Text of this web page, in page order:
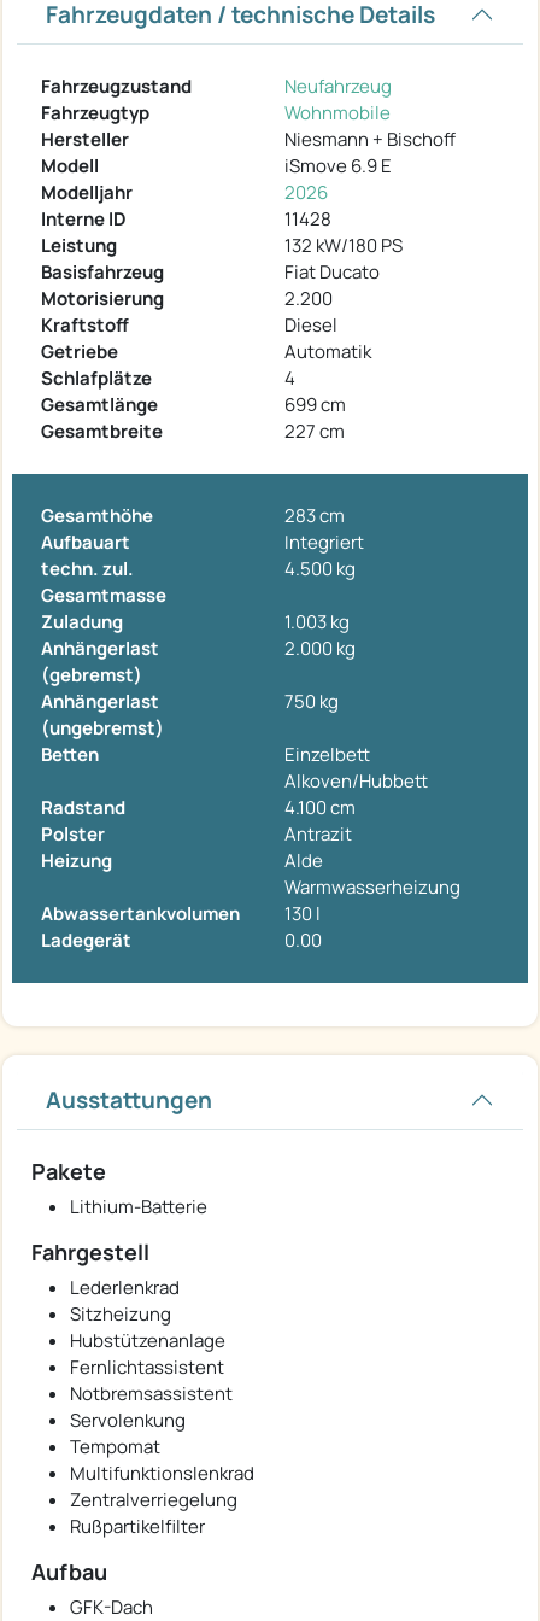
Fahrzeugdaten / technische Details
Fahrzeugzustand
Neufahrzeug
Fahrzeugtyp
Wohnmobile
Hersteller
Niesmann + Bischoff
Modell
iSmove 6.9 E
Modelljahr
2026
Interne ID
11428
Leistung
132 kW/180 PS
Basisfahrzeug
Fiat Ducato
Motorisierung
2.200
Kraftstoff
Diesel
Getriebe
Automatik
Schlafplätze
4
Gesamtlänge
699 cm
Gesamtbreite
227 cm
Gesamthöhe
283 cm
Aufbauart
Integriert
techn. zul.
Gesamtmasse
4.500 kg
Zuladung
1.003 kg
Anhängerlast
(gebremst)
2.000 kg
Anhängerlast
(ungebremst)
750 kg
Betten
Einzelbett
Alkoven/Hubbett
Radstand
4.100 cm
Polster
Antrazit
Heizung
Alde
Warmwasserheizung
Abwassertankvolumen
130 l
Ladegerät
0.00
Ausstattungen
Pakete
Lithium-Batterie
Fahrgestell
Lederlenkrad
Sitzheizung
Hubstützenanlage
Fernlichtassistent
Notbremsassistent
Servolenkung
Tempomat
Multifunktionslenkrad
Zentralverriegelung
Rußpartikelfilter
Aufbau
GFK-Dach